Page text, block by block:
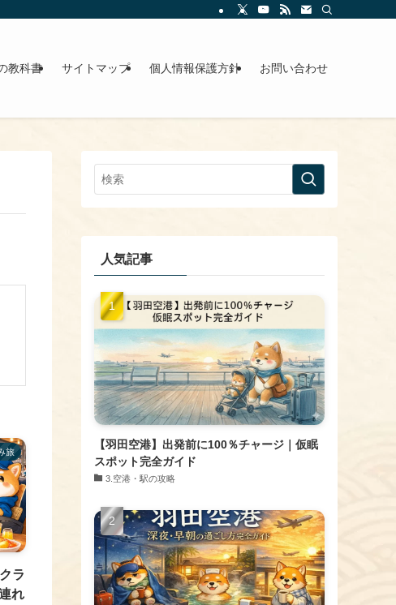
教科書 サイトマップ 個人情報保護方針 お問い合わせ
旅
ラ
れ
人気記事
【羽田空港】出発前に100％チャージ｜仮眠
スポット完全ガイド
​3.空港・駅の攻略